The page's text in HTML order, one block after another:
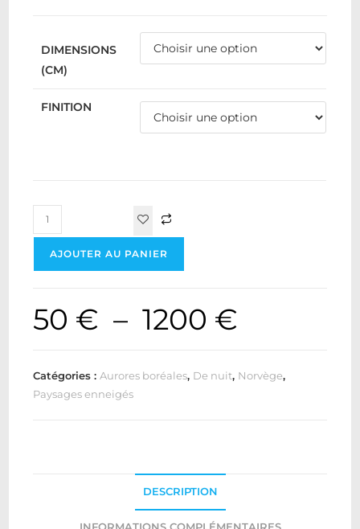
DIMENSIONS
(CM)
FINITION
AJOUTER AU PANIER
50 € – 1200 €
Catégories :Aurores boréales, De nuit, Norvège,
Paysages enneigés
DESCRIPTION